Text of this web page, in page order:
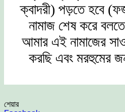
ক্বাদরী) পড়তে হবে
নামাজ শেষ করে
আমার এই নামাজের
করছি এবং মরহুমের
শেয়ার